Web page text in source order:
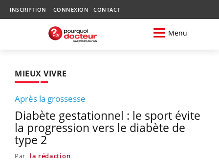
INSCRIPTION CONNEXION CONTACT
Menu
MIEUX VIVRE
Après la grossesse
Diabète gestationnel : le sport évite
la progression vers le diabète de
type 2
Par la rédaction